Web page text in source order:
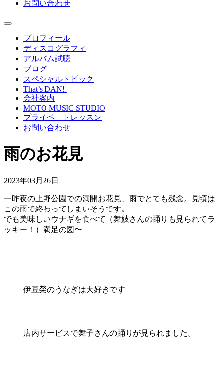
お問い合わせ
プロフィール
ディスコグラフィ
アルバム試聴
ブログ
スペシャルトピック
That’s DAN!!
会社案内
MOTO MUSIC STUDIO
プライベートレッスン
お問い合わせ
雨のお花見
2023年03月26日
一昨夜の上野公園での満開お花見、雨でとても残念。見頃は
この雨で終わってしまいそうです。
でも美味しいウナギを食べて（舞妓さんの踊りも見られてラ
ッキー！）満足の図〜
伊豆榮のうなぎは大好きです
店内サービスで舞子さんの踊りが見られました。